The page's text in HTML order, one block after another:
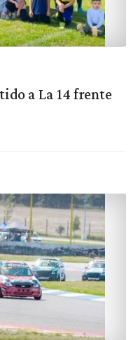
a La 14 frente